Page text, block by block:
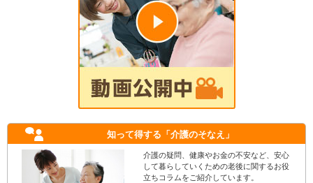
知って得する 「介護のそなえ」
介護の疑問、健康やお金の不安など、安心
して暮らしていくための老後に関するお役
立ちコラムをご紹介しています。